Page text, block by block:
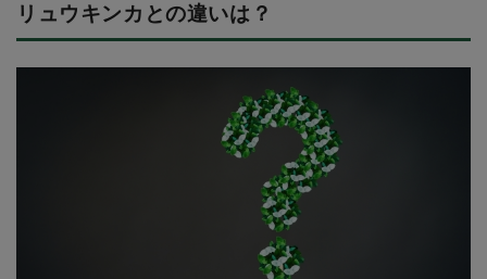
リュウキンカとの違いは？